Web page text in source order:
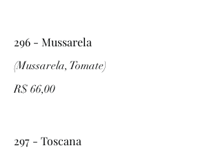
296 - Mussarela
(Mussarela, Tomate)
R$ 66,00
297 - Toscana